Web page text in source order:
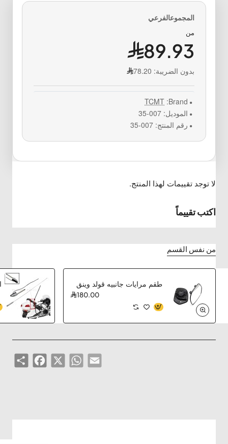
من
89.93
بدون الضريبة: 78.20
Brand:
TCMT
الموديل: 007-35
رقم المنتج: 007-35
لا توجد تقييمات لهذا المنتج.
اكتب تقييماً
من نفس القسم
طقم مرايات جانبيه قولد وينق
180.00
Share
Facebook X
WhatsApp Email